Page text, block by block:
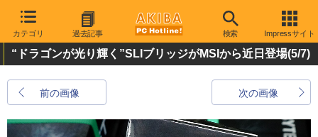
カテゴリ 過去記事 検索 Impressサイト
“ドラゴンが光り輝く”SLIブリッジがMSIから近日登場(5/7)
前の画像 次の画像